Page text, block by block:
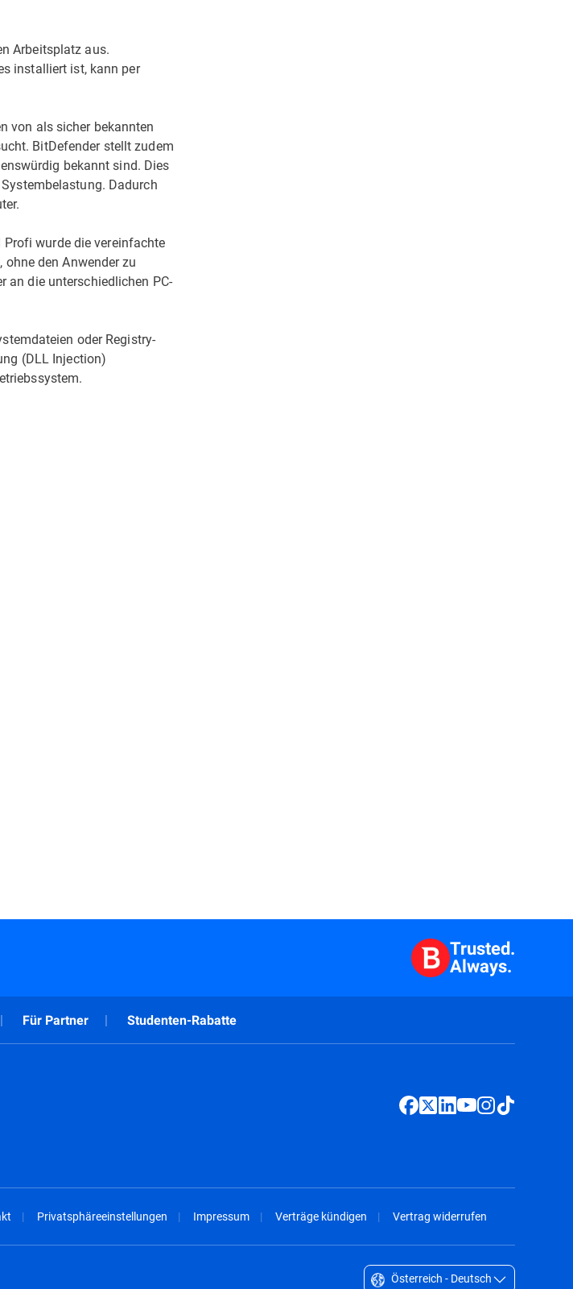
Arbeitsplatz aus.
installiert ist, kann per
von als sicher bekannten
BitDefender stellt zudem
bekannt sind. Dies
Dadurch
wurde die vereinfachte
den Anwender zu
an die unterschiedlichen PC-
oder Registry-
(DLL Injection)
Trusted.
Always.
Für Partner Studenten-Rabatte
Privatsphäreeinstellungen Impressum Verträge kündigen Vertrag widerrufen
Österreich - Deutsch